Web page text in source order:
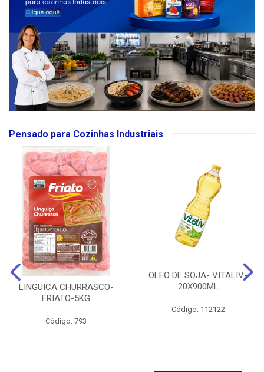
Pensado para Cozinhas Industriais
LINGUICA CHURRASCO-
FRIATO-5KG
Código: 793
OLEO DE SOJA- VITALIV-
20X900ML
Código: 112122